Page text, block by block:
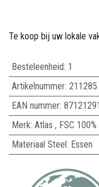
Te koop bij uw lokale
Besteleenheid: 1
Artikelnummer: 211285
EAN nummer:
Merk: Atlas , FSC 100%
Materiaal Steel: Essen